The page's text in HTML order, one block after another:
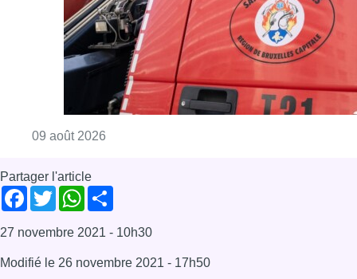
09 août 2026
Partager l'article
Facebook
TwitterWhatsApp
27 novembre 2021 - 10h30
Modifié le 26 novembre 2021 - 17h50